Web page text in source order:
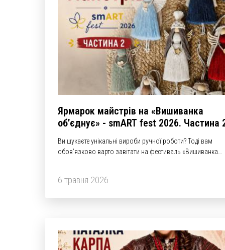
Ярмарок майстрів на «Вишиванка
об’єднує» - smART fest 2026. Частина
Ви шукаєте унікальні вироби ручної роботи? Тоді вам
обов’язково варто завітати на фестиваль «Вишиванка
6 травня 2026